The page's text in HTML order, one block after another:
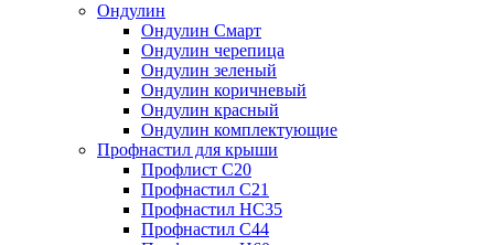
Ондулин
Ондулин Смарт
Ондулин черепица
Ондулин зеленый
Ондулин коричневый
Ондулин красный
Ондулин комплектующие
Профнастил для крыши
Профлист С20
Профнастил С21
Профнастил НС35
Профнастил С44